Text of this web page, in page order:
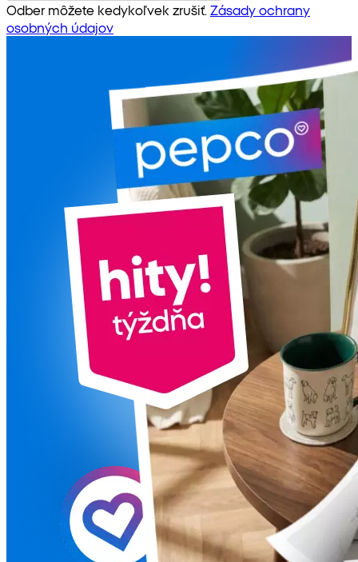
Odber môžete kedykoľvek zrušiť. Zásady ochrany
osobných údajov